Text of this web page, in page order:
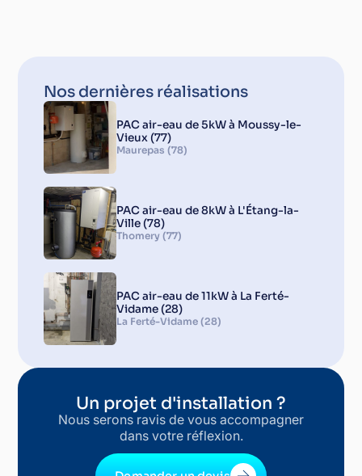
Nos dernières réalisations
PAC air-eau de 5kW à Moussy-le-
Vieux (77)
Maurepas (78)
PAC air-eau de 8kW à L'Étang-la-
Ville (78)
Thomery (77)
PAC air-eau de 11kW à La Ferté-
Vidame (28)
La Ferté-Vidame (28)
Un projet d'installation ?
Nous serons ravis de vous accompagner
dans votre réflexion.